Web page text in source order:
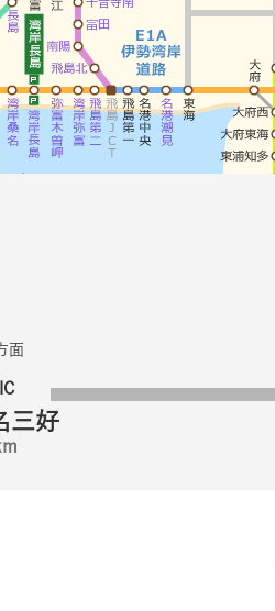
面
三好